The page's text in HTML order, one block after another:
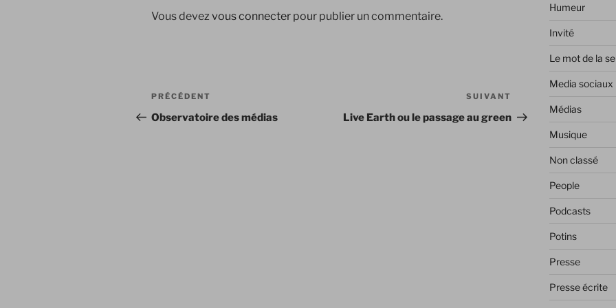
Vous devez vous connecter pour publier un commentaire.
Navigation
de
Article
précédent
PRÉCÉDENT
Observatoire des médias
suivant
SUIVANT
Live Earth ou le passage au green
Humeur
Invité
Le mot de la
Media sociaux
Médias
Musique
Non classé
People
Podcasts
Potins
Presse
Presse écrite